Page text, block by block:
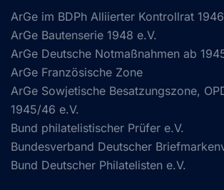
ArGe im BDPh Alliierter Kontrollrat
ArGe Bautenserie 1948 e.V.
ArGe Deutsche Notmaßnahmen ab
ArGe Französische Zone
ArGe Sowjetische Besatzungszone,
1945/46 e.V.
Bund philatelistischer Prüfer e.V.
Bundesverband Deutscher
Bund Deutscher Philatelisten e.V.